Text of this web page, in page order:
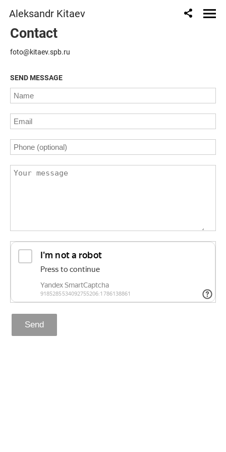
Aleksandr Kitaev
Contact
foto@kitaev.spb.ru
SEND MESSAGE